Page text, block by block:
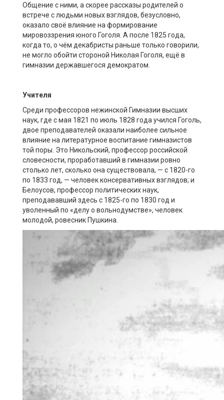
Общение с ними, а скорее рассказы родителей о
встрече с людьми новых взглядов, безусловно,
оказало своё влияние на формирование
мировоззрения юного Гоголя. А после 1825 года,
когда то, о чём декабристы раньше только говорили,
не могло обойти стороной Николая Гоголя, ещё в
гимназии державшегося демократом.
Учителя
Среди профессоров нежинской Гимназии высших
наук, где с мая 1821 по июль 1828 года учился Гоголь,
двое преподавателей оказали наиболее сильное
влияние на литературное воспитание гимназистов
той поры. Это Никольский, профессор российской
словесности, проработавший в гимназии ровно
столько лет, сколько она существовала, — с 1820-го
по 1833 год, — человек консервативных взглядов; и
Белоусов, профессор политических наук,
преподававший здесь с 1825-го по 1830 год и
уволенный по «делу о вольнодумстве», человек
молодой, ровесник Пушкина.